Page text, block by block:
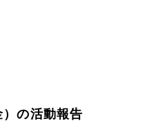
の活動報告